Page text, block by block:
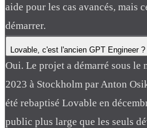
aide pour les cas avancés, mais
démarrer.
Lovable, c'est l'ancien GPT Engineer ?
Oui. Le projet a démarré sous le
2023 à Stockholm par Anton
été rebaptisé Lovable en
public plus large que les seuls